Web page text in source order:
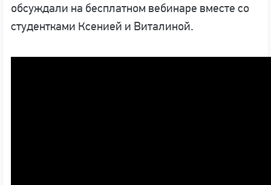
обсуждали на бесплатном вебинаре вместе со
студентками Ксенией и Виталиной.